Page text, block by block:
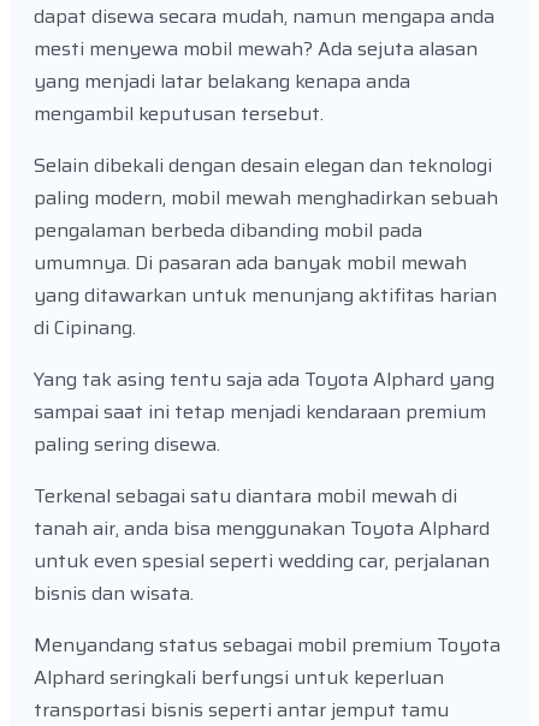
dapat disewa secara mudah, namun mengapa anda
mesti menyewa mobil mewah? Ada sejuta alasan
yang menjadi latar belakang kenapa anda
mengambil keputusan tersebut.
Selain dibekali dengan desain elegan dan teknologi
paling modern, mobil mewah menghadirkan sebuah
pengalaman berbeda dibanding mobil pada
umumnya. Di pasaran ada banyak mobil mewah
yang ditawarkan untuk menunjang aktifitas harian
di Cipinang.
Yang tak asing tentu saja ada Toyota Alphard yang
sampai saat ini tetap menjadi kendaraan premium
paling sering disewa.
Terkenal sebagai satu diantara mobil mewah di
tanah air, anda bisa menggunakan Toyota Alphard
untuk even spesial seperti wedding car, perjalanan
bisnis dan wisata.
Menyandang status sebagai mobil premium Toyota
Alphard seringkali berfungsi untuk keperluan
transportasi bisnis seperti antar jemput tamu